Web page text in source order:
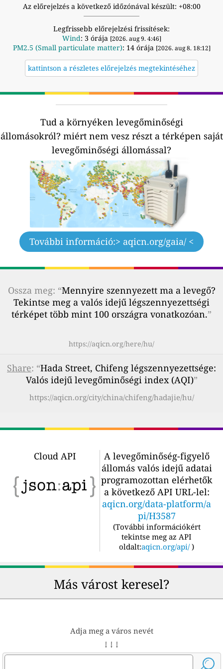
Az előrejelzés a következő időzónával készült: +08:00
Legfrissebb előrejelzési frissítések:
Wind: 3 órája [2026. aug 9. 4:46]
PM2.5 (Small particulate matter): 14 órája [2026. aug 8. 18:12]
kattintson a részletes előrejelzés megtekintéséhez
Tud a környéken levegőminőségi
állomásokról? miért nem vesz részt a térképen saját
levegőminőségi állomással?
További információ:> aqicn.org/gaia/ <
Ossza meg: “Mennyire szennyezett ma a levegő?
Tekintse meg a valós idejű légszennyezettségi
térképet több mint 100 országra vonatkozóan.”
https://aqicn.org/here/hu/
Share: “Hada Street, Chifeng légszennyezettsége:
Valós idejű levegőminőségi index (AQI)”
https://aqicn.org/city/china/chifeng/hadajie/hu/
Cloud API
A levegőminőség-figyelő
állomás valós idejű adatai
programozottan elérhetők
a következő API URL-lel:
aqicn.org/data-platform/a
pi/H3587
(További információkért
tekintse meg az API
oldalt:aqicn.org/api/ )
Más várost keresel?
Adja meg a város nevét
↓ ↓ ↓